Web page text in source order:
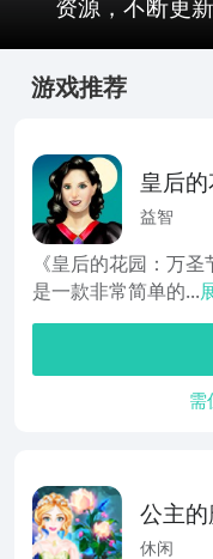
资源，不断更
游戏推荐
皇后
圣节
益智
《皇后的花园：万
是一款非常简单的...
需
公主的
休闲